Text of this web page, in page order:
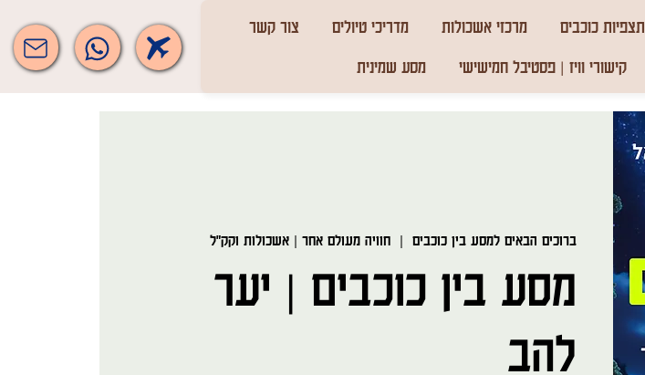
תצפיות כוכבים מרכזי אשכולות מדריכי טיולים
צור קשר
קישורי וויז | פסטיבל חמישישי מסע שמינית
ברוכים הבאים למסע בין כוכבים
  |
חוויה מעולם אחר | אשכולות וקק"ל
מסע בין כוכבים | יער
להב